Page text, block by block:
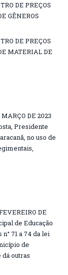
DE PREÇOS
GÊNEROS
DE PREÇOS
MATERIAL DE
DE 2023
Presidente
no uso de
DE
de Educação
71 a 74 da lei
de
dá outras